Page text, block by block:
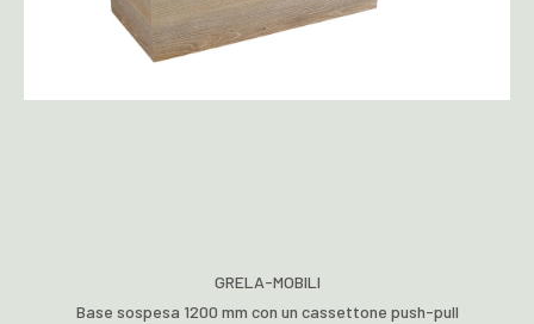
GRELA-MOBILI
Base sospesa 1200 mm con un cassettone push-pull